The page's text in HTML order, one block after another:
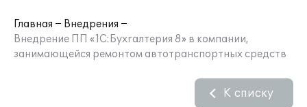
Главная
Внедрения
Внедрение ПП «1С:Бухгалтерия 8» в компании,
занимающейся ремонтом автотранспортных средств
К списку